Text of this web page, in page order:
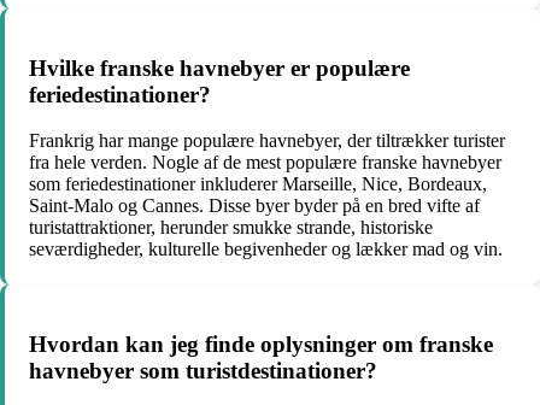
Hvilke franske havnebyer er populære
feriedestinationer?
Frankrig har mange populære havnebyer, der tiltrækker turister
fra hele verden. Nogle af de mest populære franske havnebyer
som feriedestinationer inkluderer Marseille, Nice, Bordeaux,
Saint-Malo og Cannes. Disse byer byder på en bred vifte af
turistattraktioner, herunder smukke strande, historiske
seværdigheder, kulturelle begivenheder og lækker mad og vin.
Hvordan kan jeg finde oplysninger om franske
havnebyer som turistdestinationer?